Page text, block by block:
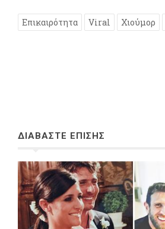
Επικαιρότητα Viral Χιούμορ
ΔΙΑΒΑΣΤΕ ΕΠΙΣΗΣ